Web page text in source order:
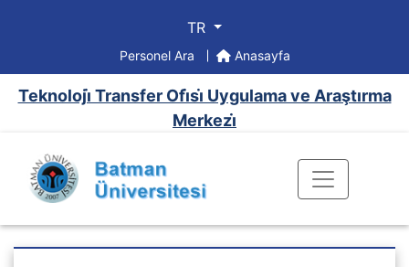
TR
Personel Ara Anasayfa
Teknoloji̇ Transfer Ofi̇si̇ Uygulama ve Araştırma
Merkezi̇